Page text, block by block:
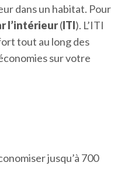
dans un habitat. Pour
l’intérieur(ITI). L’ITI
tout au long des
sur votre
jusqu’à 700